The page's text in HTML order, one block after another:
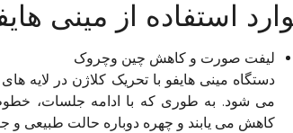
استفاده از مینی
لیفت صورت و کاهش چین وچروک
دستگاه مینی هایفو با تحریک کلاژن در
می شود. به طوری که با ادامه جلسات،
کاهش می یابند و چهره دوباره حالت طبیعی و